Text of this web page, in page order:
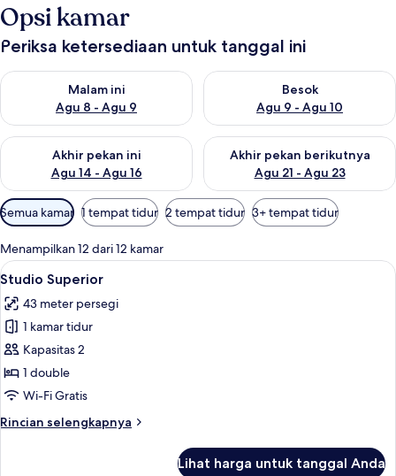
Opsi kamar
Periksa ketersediaan untuk tanggal ini
Malam ini
Agu 8 - Agu 9
Periksa ketersediaan untuk malam ini Agu 8 - Agu 9
Besok
Agu 9 - Agu 10
Periksa ketersediaan untuk
Akhir pekan ini
Agu 14 - Agu 16
Periksa ketersediaan untuk akhir pekan ini Agu 14 - Agu 16
Akhir pekan berikutnya
Agu 21 - Agu 23
Periksa ketersediaan untuk
Filter
tersedia
untuk
kamar
Semua kamar 1 tempat tidur 2 tempat tidur 3+ tempat tidur
Menampilkan 12 dari 12 kamar
Lihat
semua
foto
untuk
Studio
Superior
Studio Superior | Ruang kerja
7
Studio Superior
43 meter persegi
1 kamar tidur
Kapasitas 2
1 double
Wi-Fi Gratis
Rincian selengkapnya
Rincian
Lihat harga untuk tanggal Anda